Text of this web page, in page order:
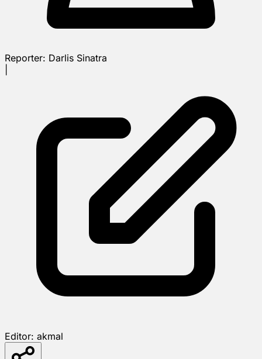
Reporter: Darlis Sinatra
Editor: akmal